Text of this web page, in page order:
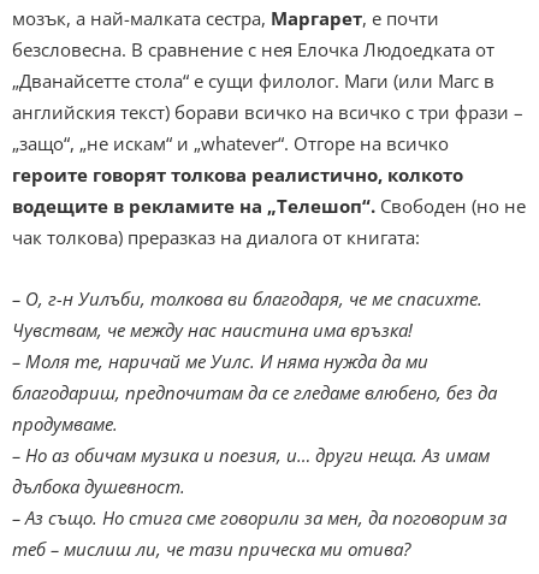
мозък, а най-малката сестра, Маргарет, е почти
безсловесна. В сравнение с нея Елочка Людоедката от
„Дванайсетте стола“ е сущи филолог. Маги (или Магс в
английския текст) борави всичко на всичко с три фрази –
„защо“, „не искам“ и „whatever“. Отгоре на всичко
героите говорят толкова реалистично, колкото
водещите в рекламите на „Телешоп“. Свободен (но не
чак толкова) преразказ на диалога от книгата:
– О, г-н Уилъби, толкова ви благодаря, че ме спасихте.
Чувствам, че между нас наистина има връзка!
– Моля те, наричай ме Уилс. И няма нужда да ми
благодариш, предпочитам да се гледаме влюбено, без да
продумваме.
– Но аз обичам музика и поезия, и… други неща. Аз имам
дълбока душевност.
– Аз също. Но стига сме говорили за мен, да поговорим за
теб – мислиш ли, че тази прическа ми отива?